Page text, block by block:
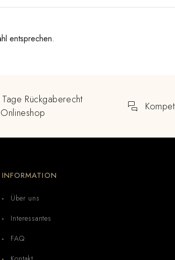
entsprechen.
Rückgaberecht
INFORMATION
Über uns
Interessantes
FAQ